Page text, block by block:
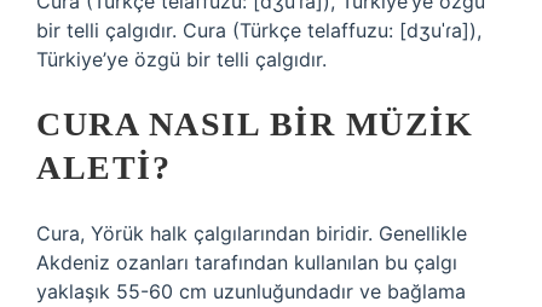
bir telli çalgıdır. Cura (Türkçe telaffuzu: [dʒuˈɾa]),
Türkiye’ye özgü bir telli çalgıdır.
CURA NASIL BIR MÜZIK
ALETI?
Cura, Yörük halk çalgılarından biridir. Genellikle
Akdeniz ozanları tarafından kullanılan bu çalgı
yaklaşık 55-60 cm uzunluğundadır ve bağlama